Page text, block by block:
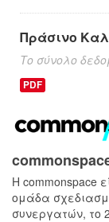
Πράσινο
Το σύνολο
PDF
H commonspace
ομάδα
συνεργατών, το